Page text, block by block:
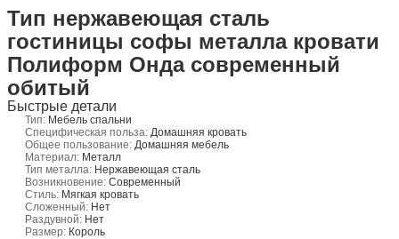
Тип нержавеющая сталь
гостиницы софы металла кровати
Полиформ Онда современный
обитый
Быстрые детали
Тип: Мебель спальни
Специфическая польза: Домашняя кровать
Общее пользование: Домашняя мебель
Материал: Металл
Тип металла: Нержавеющая сталь
Возникновение: Современный
Стиль: Мягкая кровать
Сложенный: Нет
Раздувной: Нет
Размер: Король